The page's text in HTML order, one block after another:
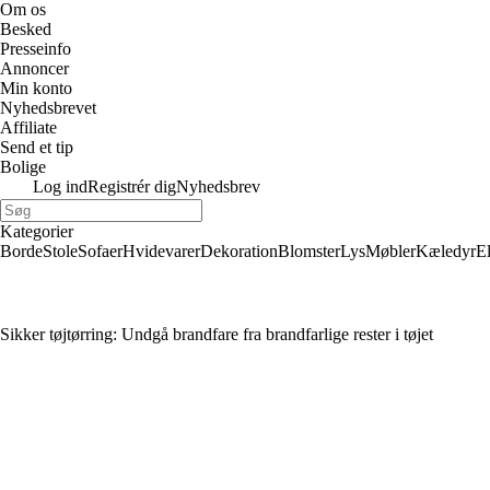
Om os
Besked
Presseinfo
Annoncer
Min konto
Nyhedsbrevet
Affiliate
Send et tip
Bolige
Log indRegistrér digNyhedsbrev
Kategorier
BordeStoleSofaerHvidevarerDekorationBlomsterLysMøblerKæledyr
Sikker tøjtørring: Undgå brandfare fra brandfarlige rester i tøjet